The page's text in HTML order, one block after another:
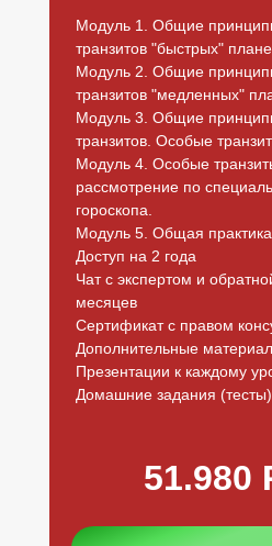
Модуль 1. Общие
транзитов "быстрых"
Модуль 2. Общие
транзитов "медленных"
Модуль 3. Общие
транзитов. Особые
Модуль 4. Особые
рассмотрение по
гороскопа.
Модуль 5. Общая
Доступ на 2 года
Чат с экспертом и
месяцев
Сертификат с правом
Дополнительные
Презентации к каждому
Домашние задания (тесты)
51.980